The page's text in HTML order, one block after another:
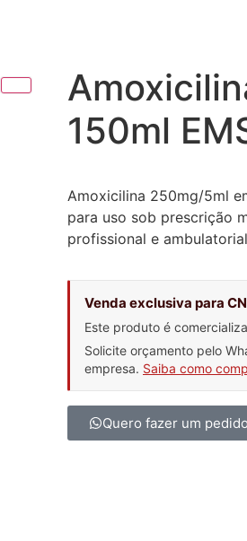
150ml
Amoxicilina 250mg/5ml
para uso sob prescrição
profissional e
Venda exclusiva para
Este produto é
Solicite orçamento pelo
empresa. Saiba como
Quero fazer um pedido